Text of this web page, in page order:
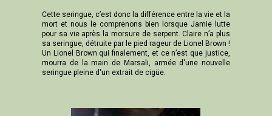
Cette seringue, c’est donc la différence entre la vie et la
mort et nous le comprenons bien lorsque Jamie lutte
pour sa vie après la morsure de serpent. Claire n’a plus
sa seringue, détruite par le pied rageur de Lionel Brown !
Un Lionel Brown qui finalement, et ce n’est que justice,
mourra de la main de Marsali, armée d'une nouvelle
seringue pleine d'un extrait de cigüe.